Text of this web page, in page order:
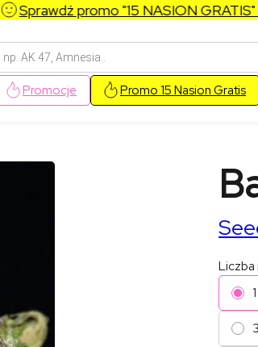
Sprawdź promo "15 NASION GRATIS" ➔
Promocje Promo 15 Nasion Gratis
Liczba